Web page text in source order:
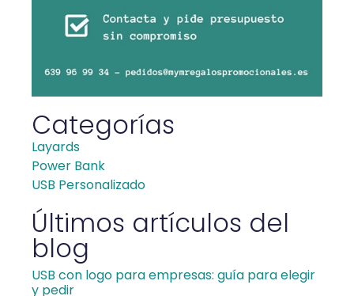
Categorías
Layards
Power Bank
USB Personalizado
Últimos artículos del
blog
USB con logo para empresas: guía para elegir
y pedir